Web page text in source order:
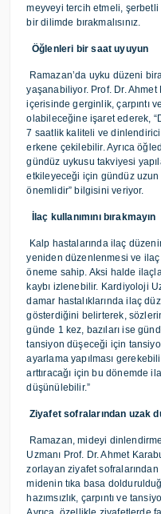
meyveyi tercih etmeli, şerbetli
bir dilimde bırakmalısınız.
Öğlenleri bir saat uyuyun
Ramazan’da uyku düzeni
yaşanabiliyor. Prof. Dr.
içerisinde gerginlik, çarpıntı
olabileceğine işaret ederek,
7 saatlik kaliteli ve
erkene çekilebilir. Ayrıca
gündüz uykusu takviyesi
etkileyeceği için gündüz uzun
önemlidir” bilgisini veriyor.
İlaç kullanımını bırakmayın
Kalp hastalarında ilaç
yeniden düzenlenmesi ve ilaç
öneme sahip. Aksi halde
kaybı izlenebilir. Kardiyoloji
damar hastalıklarında ilaç
gösterdiğini belirterek,
günde 1 kez, bazıları ise
tansiyon düşeceği için
ayarlama yapılması
arttıracağı için bu dönemde
düşünülebilir.”
Ziyafet sofralarından uzak
Ramazan, mideyi
Uzmanı Prof. Dr. Ahmet
zorlayan ziyafet
midenin tıka basa
hazımsızlık, çarpıntı ve